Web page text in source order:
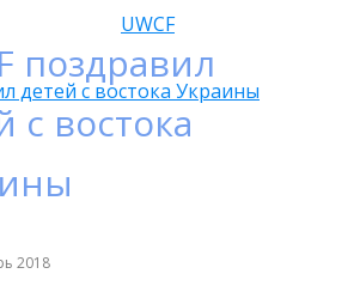
UWCF
детей с востока Украины
поздравил
с востока
2018